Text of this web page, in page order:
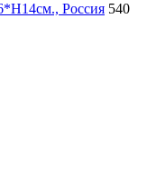
Россия 540